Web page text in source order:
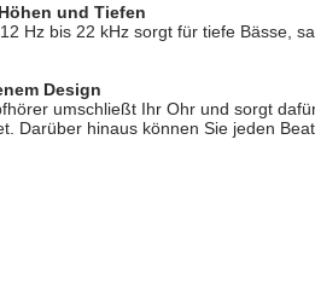
und Tiefen
Hz bis 22 kHz sorgt für tiefe Bässe,
Design
umschließt Ihr Ohr und sorgt
Darüber hinaus können Sie jeden